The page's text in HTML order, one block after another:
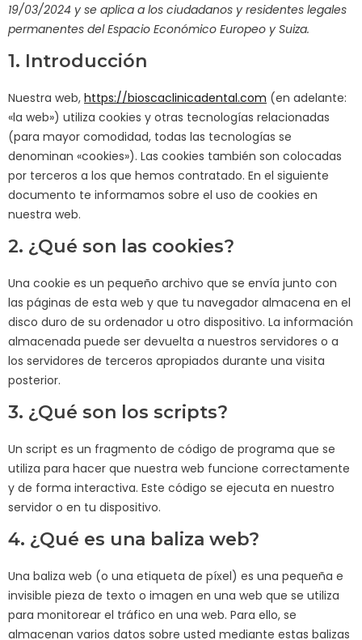
19/03/2024 y se aplica a los ciudadanos y residentes legales
permanentes del Espacio Económico Europeo y Suiza.
1. Introducción
Nuestra web, https://bioscaclinicadental.com (en adelante:
«la web») utiliza cookies y otras tecnologías relacionadas
(para mayor comodidad, todas las tecnologías se
denominan «cookies»). Las cookies también son colocadas
por terceros a los que hemos contratado. En el siguiente
documento te informamos sobre el uso de cookies en
nuestra web.
2. ¿Qué son las cookies?
Una cookie es un pequeño archivo que se envía junto con
las páginas de esta web y que tu navegador almacena en el
disco duro de su ordenador u otro dispositivo. La información
almacenada puede ser devuelta a nuestros servidores o a
los servidores de terceros apropiados durante una visita
posterior.
3. ¿Qué son los scripts?
Un script es un fragmento de código de programa que se
utiliza para hacer que nuestra web funcione correctamente
y de forma interactiva. Este código se ejecuta en nuestro
servidor o en tu dispositivo.
4. ¿Qué es una baliza web?
Una baliza web (o una etiqueta de píxel) es una pequeña e
invisible pieza de texto o imagen en una web que se utiliza
para monitorear el tráfico en una web. Para ello, se
almacenan varios datos sobre usted mediante estas balizas